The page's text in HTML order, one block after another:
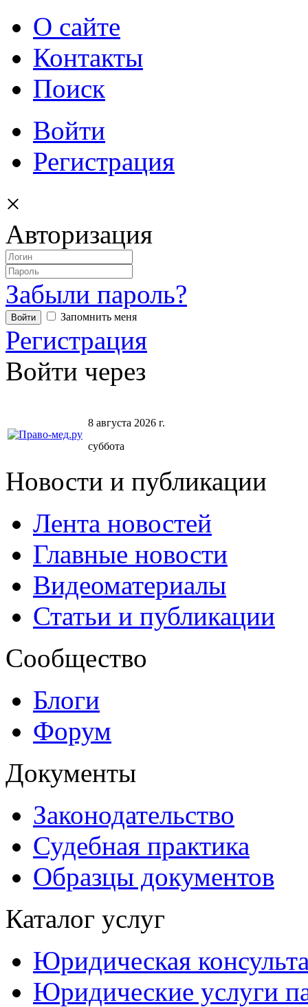
О сайте
Контакты
Поиск
Войти
Регистрация
×
Авторизация
Забыли пароль?
Запомнить меня
Регистрация
Войти через
8 августа 2026 г.
суббота
Новости и публикации
Лента новостей
Главные новости
Видеоматериалы
Статьи и публикации
Сообщество
Блоги
Форум
Документы
Законодательство
Судебная практика
Образцы документов
Каталог услуг
Юридическая
Юридические услуги